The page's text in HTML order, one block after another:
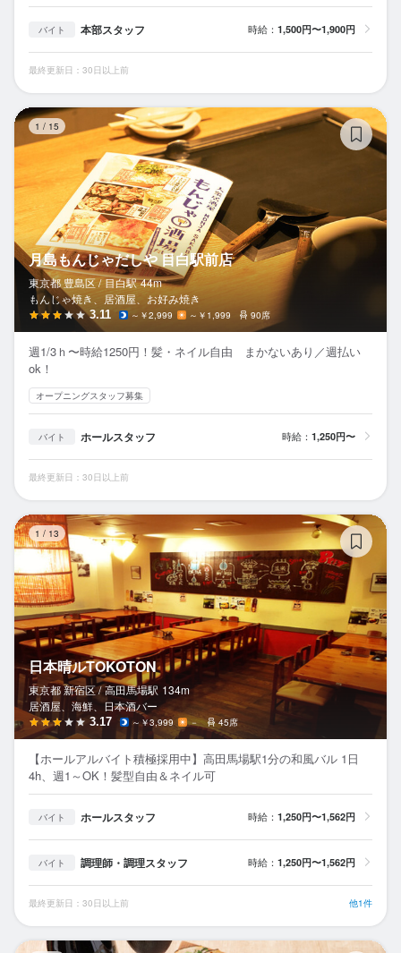
バイト 本部スタッフ 時給： 1,500円〜1,900円
最終更新日：30日以上前
1 / 15
月島もんじゃだしや 目白駅前店
東京都 豊島区 / 目白駅 44m
もんじゃ焼き、居酒屋、お好み焼き
3.11 ～￥2,999 ～￥1,999 90席
週1/3ｈ〜時給1250円！髪・ネイル自由 まかないあり／週払い
ok！
オープニングスタッフ募集
バイト ホールスタッフ 時給： 1,250円〜
最終更新日：30日以上前
1 / 13
日本晴ルTOKOTON
東京都 新宿区 / 高田馬場駅 134m
居酒屋、海鮮、日本酒バー
3.17 ～￥3,999 － 45席
【ホールアルバイト積極採用中】高田馬場駅1分の和風バル 1日
4h、週1～OK！髪型自由＆ネイル可
バイト ホールスタッフ 時給： 1,250円〜1,562円
バイト 調理師・調理スタッフ 時給： 1,250円〜1,562円
最終更新日：30日以上前 他1件